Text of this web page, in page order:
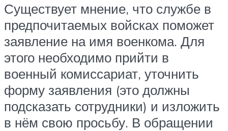
Существует мнение, что службе в
предпочитаемых войсках поможет
заявление на имя военкома. Для
этого необходимо прийти в
военный комиссариат, уточнить
форму заявления (это должны
подсказать сотрудники) и изложить
в нём свою просьбу. В обращении